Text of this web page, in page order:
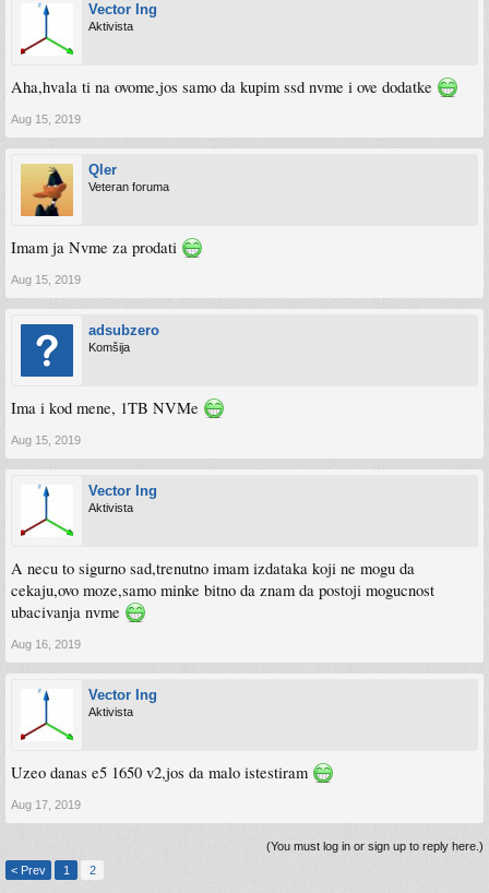
Vector Ing
Aktivista
Aha,hvala ti na ovome,jos samo da kupim ssd nvme i ove dodatke
Aug 15, 2019
Qler
Veteran foruma
Imam ja Nvme za prodati
Aug 15, 2019
adsubzero
Komšija
Ima i kod mene, 1TB NVMe
Aug 15, 2019
Vector Ing
Aktivista
A necu to sigurno sad,trenutno imam izdataka koji ne mogu da
cekaju,ovo moze,samo minke bitno da znam da postoji mogucnost
ubacivanja nvme
Aug 16, 2019
Vector Ing
Aktivista
Uzeo danas e5 1650 v2,jos da malo istestiram
Aug 17, 2019
(You must log in or sign up to reply here.)
< Prev
1 2